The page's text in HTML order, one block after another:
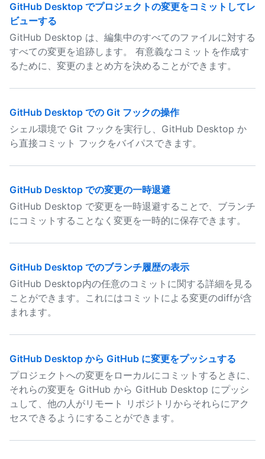
GitHub Desktop でプロジェクトの変更をコミットしてレ
ビューする
GitHub Desktop は、編集中のすべてのファイルに対する
すべての変更を追跡します。 有意義なコミットを作成す
るために、変更のまとめ方を決めることができます。
GitHub Desktop での Git フックの操作
シェル環境で Git フックを実行し、GitHub Desktop か
ら直接コミット フックをバイパスできます。
GitHub Desktop での変更の一時退避
GitHub Desktop で変更を一時退避することで、ブランチ
にコミットすることなく変更を一時的に保存できます。
GitHub Desktop でのブランチ履歴の表示
GitHub Desktop内の任意のコミットに関する詳細を見る
ことができます。これにはコミットによる変更のdiffが含
まれます。
GitHub Desktop から GitHub に変更をプッシュする
プロジェクトへの変更をローカルにコミットするときに、
それらの変更を GitHub から GitHub Desktop にプッシ
ュして、他の人がリモート リポジトリからそれらにアク
セスできるようにすることができます。